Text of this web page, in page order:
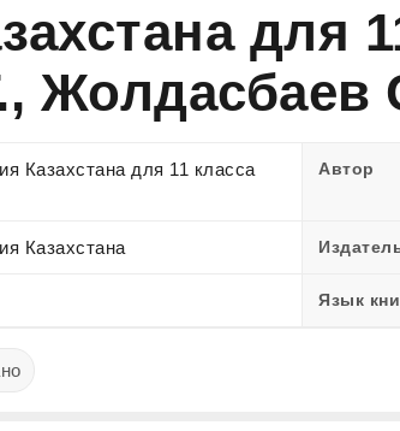
для
Жолдасбаев
Казахстана для 11 класса Автор
Казахстана
Язык